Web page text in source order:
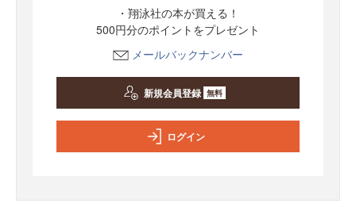
・翔泳社の本が買える！
500円分のポイントをプレゼント
メールバックナンバー
新規会員登録 無料
ログイン